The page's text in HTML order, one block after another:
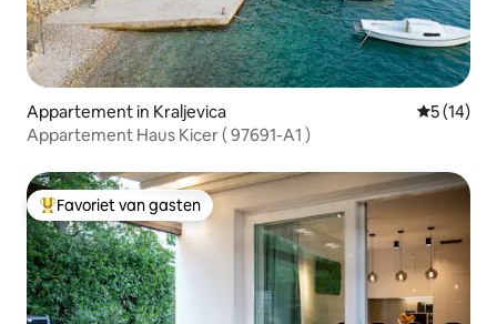
Appartement in Kraljevica
5 (14)
Appartement Haus Kicer ( 97691-A1 )
Topfavoriet van gasten
Favoriet van gasten